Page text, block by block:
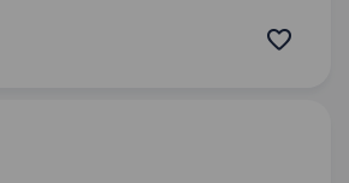
змагань, творчих